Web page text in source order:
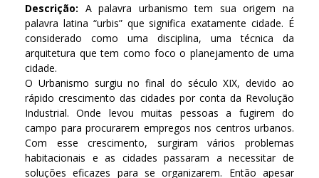
Descrição: A palavra urbanismo tem sua origem na
palavra latina “urbis” que significa exatamente cidade. É
considerado como uma disciplina, uma técnica da
arquitetura que tem como foco o planejamento de uma
cidade.
O Urbanismo surgiu no final do século XIX, devido ao
rápido crescimento das cidades por conta da Revolução
Industrial. Onde levou muitas pessoas a fugirem do
campo para procurarem empregos nos centros urbanos.
Com esse crescimento, surgiram vários problemas
habitacionais e as cidades passaram a necessitar de
soluções eficazes para se organizarem. Então apesar